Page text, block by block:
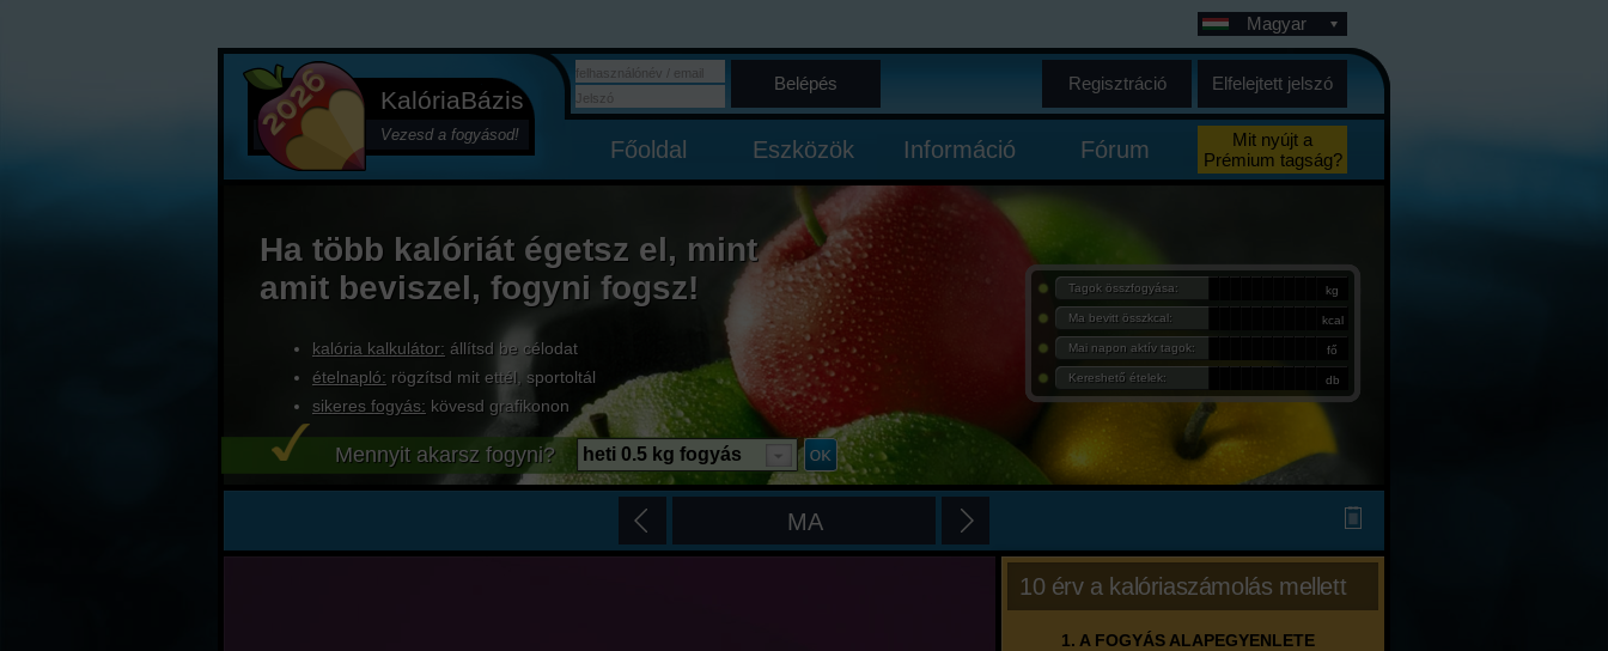
KalóriaBázis
Vezesd a fogyásod!
Magyar
Belépés Regisztráció Elfelejtett jelszó
Főoldal Eszközök Információ Fórum
Mit nyújt a
Prémium tagság?
Ha több kalóriát égetsz el, mint
amit beviszel, fogyni fogsz!
kalória kalkulátor: állítsd be célodat
ételnapló: rögzítsd mit ettél, sportoltál
sikeres fogyás: kövesd grafikonon
Tagok összfogyása: kg
Ma bevitt összkcal: kcal
Mai napon aktív tagok: fő
Kereshető ételek: db
Mennyit akarsz fogyni? heti 0.5 kg fogyás
MA
10 érv a kalóriaszámolás mellett
1. A FOGYÁS ALAPEGYENLETE